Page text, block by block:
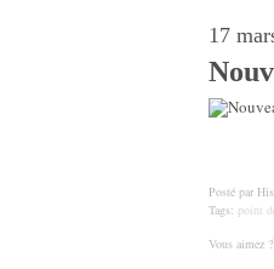
17
Posté par
Tags: point
Vous aimez ?